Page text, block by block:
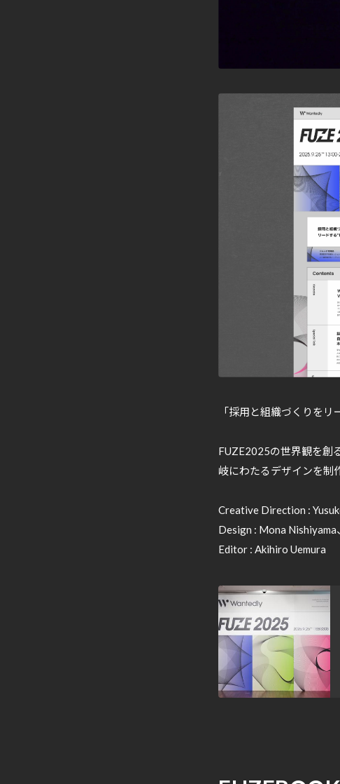
「採用と組織づくりを
FUZE2025の世界観を創
岐にわたるデザインを制
Creative Direction :
Design : Mona
Editor : Akihiro Uemura